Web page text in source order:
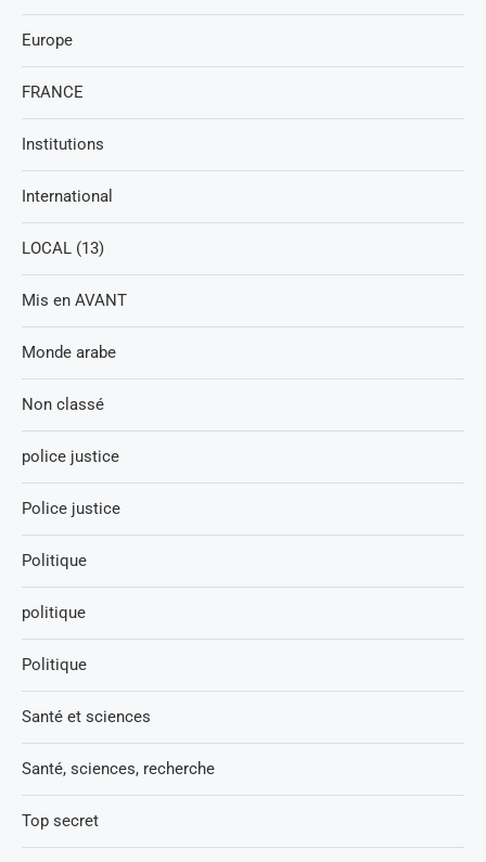
Europe
FRANCE
Institutions
International
LOCAL (13)
Mis en AVANT
Monde arabe
Non classé
police justice
Police justice
Politique
politique
Politique
Santé et sciences
Santé, sciences, recherche
Top secret